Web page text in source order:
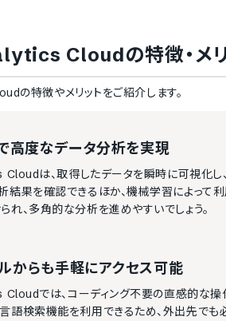
Cloudの特徴・メ
の特徴やメリットをご紹介します。
高度なデータ分析を実現
は、取得したデータを瞬時に可視化し
結果を確認できるほか、機械学習によって
れ、多角的な分析を進めやすいでしょう。
からも手軽にアクセス可能
では、コーディング不要の直感的な操作
語検索機能を利用できるため、外出先で